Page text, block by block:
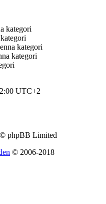
kategori
kategori
kategori
UTC+2
phpBB Limited
© 2006-2018